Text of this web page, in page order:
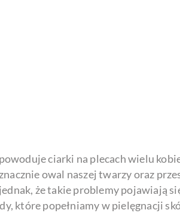
ciarki na plecach wielu
owal naszej twarzy oraz
że takie problemy pojawiają
które popełniamy w pielęgnacji